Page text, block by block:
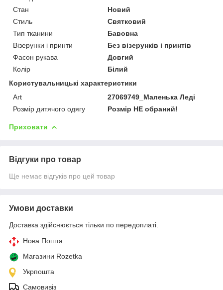
Стан
Новий
Стиль
Святковий
Тип тканини
Бавовна
Візерунки і принти
Без візерунків і принтів
Фасон рукава
Довгий
Колір
Білий
Користувальницькі характеристики
Art
27069749_Маленька Леді
Розмір дитячого одягу
Розмір НЕ обраний!
Приховати
Відгуки про товар
Ще немає відгуків про цей товар
Умови доставки
Доставка здійснюється тільки по передоплаті.
Нова Пошта
Магазини Rozetka
Укрпошта
Самовивіз